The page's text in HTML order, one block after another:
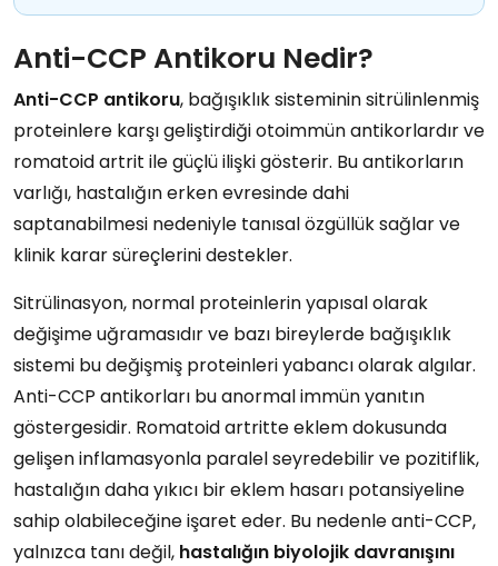
Anti-CCP Antikoru Nedir?
Anti-CCP antikoru, bağışıklık sisteminin sitrülinlenmiş
proteinlere karşı geliştirdiği otoimmün antikorlardır ve
romatoid artrit ile güçlü ilişki gösterir. Bu antikorların
varlığı, hastalığın erken evresinde dahi
saptanabilmesi nedeniyle tanısal özgüllük sağlar ve
klinik karar süreçlerini destekler.
Sitrülinasyon, normal proteinlerin yapısal olarak
değişime uğramasıdır ve bazı bireylerde bağışıklık
sistemi bu değişmiş proteinleri yabancı olarak algılar.
Anti-CCP antikorları bu anormal immün yanıtın
göstergesidir. Romatoid artritte eklem dokusunda
gelişen inflamasyonla paralel seyredebilir ve pozitiflik,
hastalığın daha yıkıcı bir eklem hasarı potansiyeline
sahip olabileceğine işaret eder. Bu nedenle anti-CCP,
yalnızca tanı değil, hastalığın biyolojik davranışını